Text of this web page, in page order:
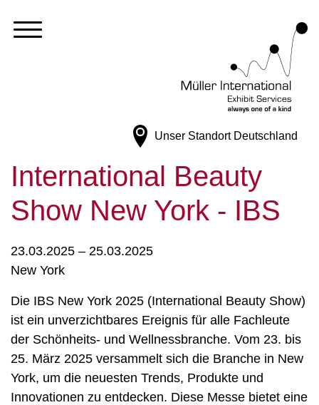
Unser Standort Deutschland
International Beauty
Show New York - IBS
23.03.2025 – 25.03.2025
New York
Die IBS New York 2025 (International Beauty Show)
ist ein unverzichtbares Ereignis für alle Fachleute
der Schönheits- und Wellnessbranche. Vom 23. bis
25. März 2025 versammelt sich die Branche in New
York, um die neuesten Trends, Produkte und
Innovationen zu entdecken. Diese Messe bietet eine